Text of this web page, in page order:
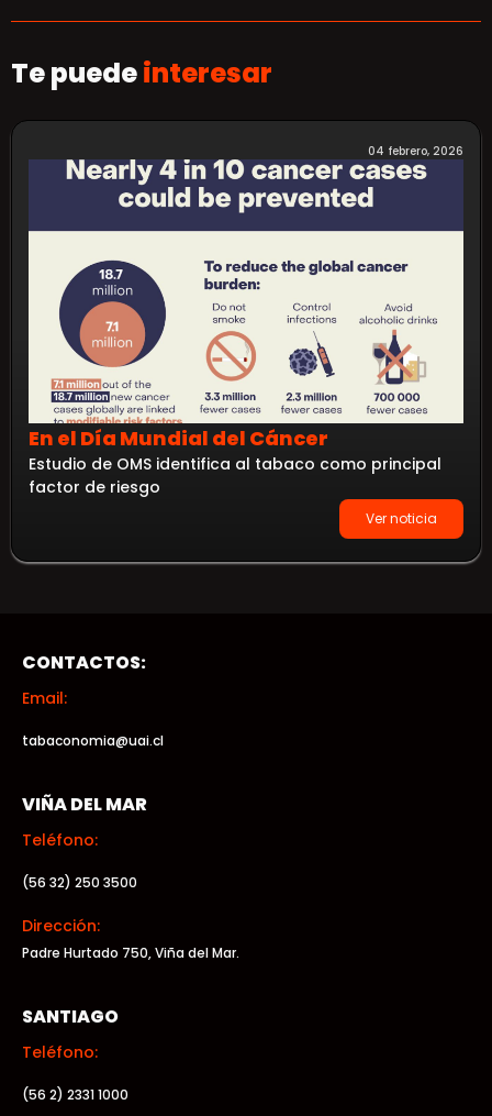
Te puedeinteresar
04 febrero, 2026
En el Día Mundial del Cáncer
Estudio de OMS identifica al tabaco como principal
factor de riesgo
Ver noticia
CONTACTOS:
Email:
tabaconomia@uai.cl
VIÑA DEL MAR
Teléfono:
(56 32) 250 3500
Dirección:
Padre Hurtado 750, Viña del Mar.
SANTIAGO
Teléfono:
(56 2) 2331 1000